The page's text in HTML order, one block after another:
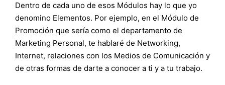
Dentro de cada uno de esos Módulos hay lo que yo
denomino Elementos. Por ejemplo, en el Módulo de
Promoción que sería como el departamento de
Marketing Personal, te hablaré de Networking,
Internet, relaciones con los Medios de Comunicación y
de otras formas de darte a conocer a ti y a tu trabajo.